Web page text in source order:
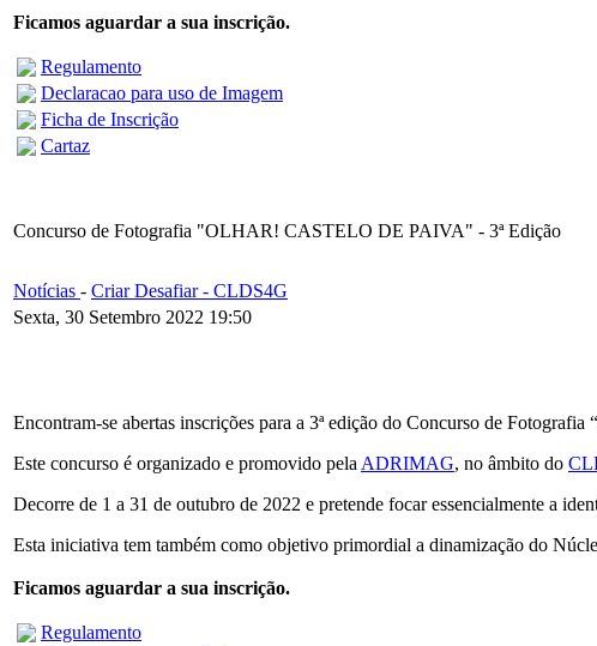
Ficamos aguardar a sua inscrição.
Regulamento
Declaracao para uso de Imagem
Ficha de Inscrição
Cartaz
Concurso de Fotografia "OLHAR! CASTELO DE PAIVA" - 3ª Edição
Notícias - Criar Desafiar - CLDS4G
Sexta, 30 Setembro 2022 19:50
Encontram-se abertas inscrições para a 3ª edição do Concurso de
Este concurso é organizado e promovido pela ADRIMAG, no âmbito do
Decorre de 1 a 31 de outubro de 2022 e pretende focar essencialmente a
Esta iniciativa tem também como objetivo primordial a dinamização do
Ficamos aguardar a sua inscrição.
Regulamento